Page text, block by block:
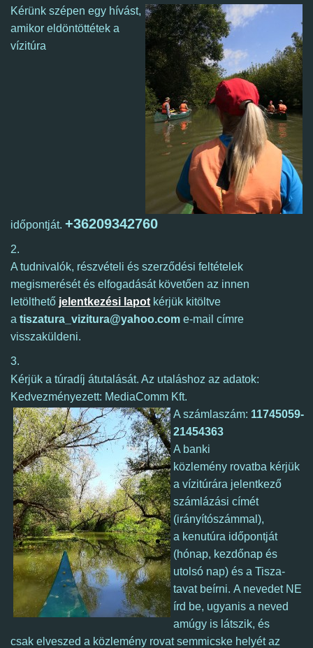
Kérünk szépen egy hívást,
amikor eldöntöttétek a
vízitúra
időpontját. +36209342760
2.
A tudnivalók, részvételi és szerződési feltételek
megismerését és elfogadását követően az innen
letölthető jelentkezési lapot kérjük kitöltve
a tiszatura_vizitura@yahoo.com e-mail címre
visszaküldeni.
3.
Kérjük a túradíj átutalását. Az utaláshoz az adatok:
Kedvezményezett: MediaComm Kft.
A számlaszám: 11745059-
21454363
A banki
közlemény rovatba kérjük
a vízitúrára jelentkező
számlázási címét
(irányítószámmal),
a kenutúra időpontját
(hónap, kezdőnap és
utolsó nap) és a Tisza-
tavat beírni. A nevedet NE
írd be, ugyanis a neved
amúgy is látszik, és
csak elveszed a közlemény rovat semmicske helyét az